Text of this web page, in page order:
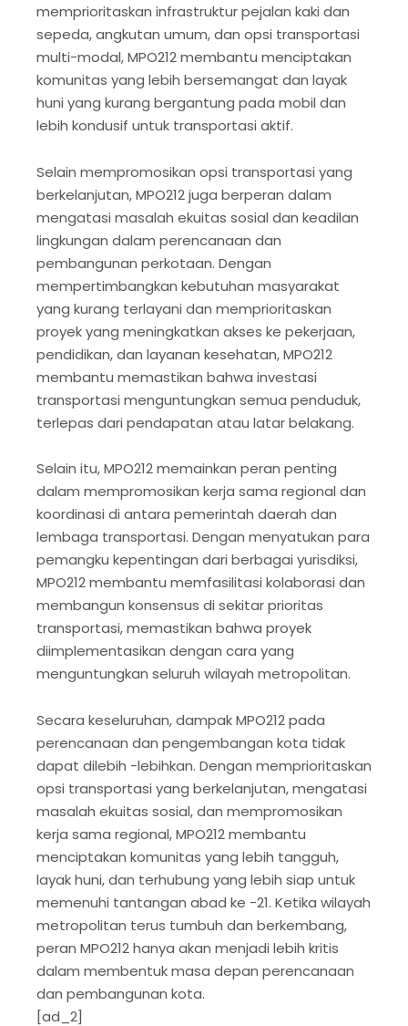
memprioritaskan infrastruktur pejalan kaki dan
sepeda, angkutan umum, dan opsi transportasi
multi-modal, MPO212 membantu menciptakan
komunitas yang lebih bersemangat dan layak
huni yang kurang bergantung pada mobil dan
lebih kondusif untuk transportasi aktif.
Selain mempromosikan opsi transportasi yang
berkelanjutan, MPO212 juga berperan dalam
mengatasi masalah ekuitas sosial dan keadilan
lingkungan dalam perencanaan dan
pembangunan perkotaan. Dengan
mempertimbangkan kebutuhan masyarakat
yang kurang terlayani dan memprioritaskan
proyek yang meningkatkan akses ke pekerjaan,
pendidikan, dan layanan kesehatan, MPO212
membantu memastikan bahwa investasi
transportasi menguntungkan semua penduduk,
terlepas dari pendapatan atau latar belakang.
Selain itu, MPO212 memainkan peran penting
dalam mempromosikan kerja sama regional dan
koordinasi di antara pemerintah daerah dan
lembaga transportasi. Dengan menyatukan para
pemangku kepentingan dari berbagai yurisdiksi,
MPO212 membantu memfasilitasi kolaborasi dan
membangun konsensus di sekitar prioritas
transportasi, memastikan bahwa proyek
diimplementasikan dengan cara yang
menguntungkan seluruh wilayah metropolitan.
Secara keseluruhan, dampak MPO212 pada
perencanaan dan pengembangan kota tidak
dapat dilebih -lebihkan. Dengan memprioritaskan
opsi transportasi yang berkelanjutan, mengatasi
masalah ekuitas sosial, dan mempromosikan
kerja sama regional, MPO212 membantu
menciptakan komunitas yang lebih tangguh,
layak huni, dan terhubung yang lebih siap untuk
memenuhi tantangan abad ke -21. Ketika wilayah
metropolitan terus tumbuh dan berkembang,
peran MPO212 hanya akan menjadi lebih kritis
dalam membentuk masa depan perencanaan
dan pembangunan kota.
[ad_2]